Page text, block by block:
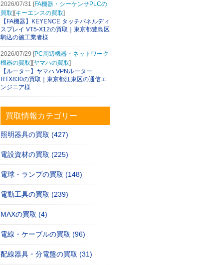
2026/07/31 [FA機器・シーケンサPLCの
買取][キーエンスの買取]
【FA機器】KEYENCE タッチパネルディ
スプレイ VT5-X12の買取｜東京都豊島区
駒込の施工業者様
2026/07/29 [PC周辺機器・ネットワーク
機器の買取][ヤマハの買取]
【ルーター】ヤマハ VPNルーター
RTX830の買取｜東京都江東区の通信エ
ンジニア様
買取情報カテゴリー
照明器具の買取 (427)
電設資材の買取 (225)
電球・ランプの買取 (148)
電動工具の買取 (239)
MAXの買取 (4)
電線・ケーブルの買取 (96)
配線器具・分電盤の買取 (31)